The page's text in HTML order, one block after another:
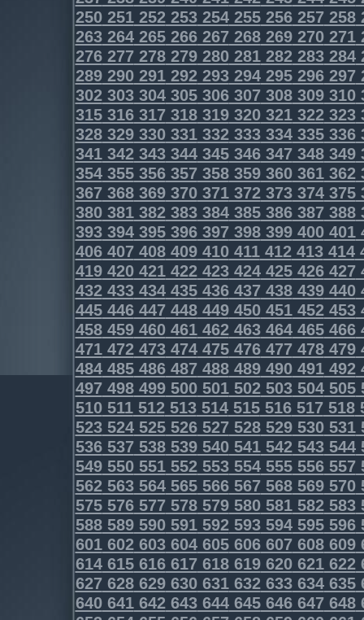
250251252253254255256257258
263264265266267268269270271
276277278279280281282283284
289290291292293294295296297
302303304305306307308309310
315316317318319320321322323
328329330331332333334335336
341342343344345346347348349
354355356357358359360361362
367368369370371372373374375
380381382383384385386387388
393394395396397398399400401
406407408409410411412413414
419420421422423424425426427
432433434435436437438439440
445446447448449450451452453
458459460461462463464465466
471472473474475476477478479
484485486487488489490491492
497498499500501502503504505
510511512513514515516517518
523524525526527528529530531
536537538539540541542543544
549550551552553554555556557
562563564565566567568569570
575576577578579580581582583
588589590591592593594595596
601602603604605606607608609
614615616617618619620621622
627628629630631632633634635
640641642643644645646647648